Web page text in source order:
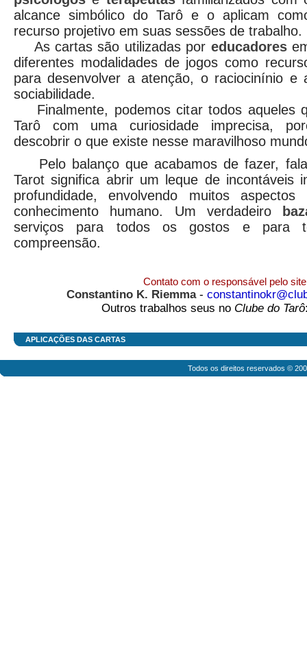
alcance simbólico do Tarô e o aplicam
recurso projetivo em suas sessões de trabalho.
As cartas são utilizadas por educadores
diferentes modalidades de jogos como
para desenvolver a atenção, o raciocinínio e
sociabilidade.
Finalmente, podemos citar todos aqueles
Tarô com uma curiosidade imprecisa,
descobrir o que existe nesse maravilhoso
Pelo balanço que acabamos de fazer,
Tarot significa abrir um leque de incontáveis
profundidade, envolvendo muitos
conhecimento humano. Um verdadeiro
serviços para todos os gostos e para
compreensão.
Contato com o responsável pelo
Constantino K. Riemma -
Outros trabalhos seus no Clube do Tarô
APLICAÇÕES DAS CARTAS
Todos os direitos reservados ©